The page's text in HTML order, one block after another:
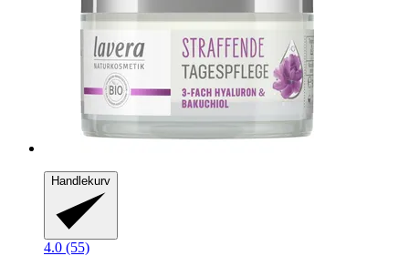
Handlekurv
4.0 (55)